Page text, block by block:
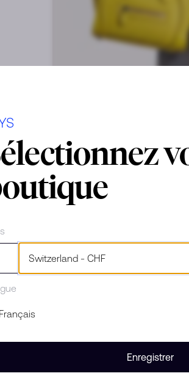
Enregistrer